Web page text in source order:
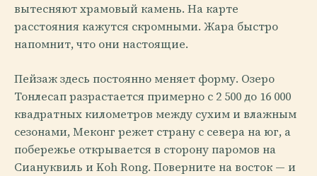
вытесняют храмовый камень. На карте
расстояния кажутся скромными. Жара быстро
напомнит, что они настоящие.
Пейзаж здесь постоянно меняет форму. Озеро
Тонлесап разрастается примерно с 2 500 до 16 000
квадратных километров между сухим и влажным
сезонами, Меконг режет страну с севера на юг, а
побережье открывается в сторону паромов на
Сиануквиль и Koh Rong. Поверните на восток — и